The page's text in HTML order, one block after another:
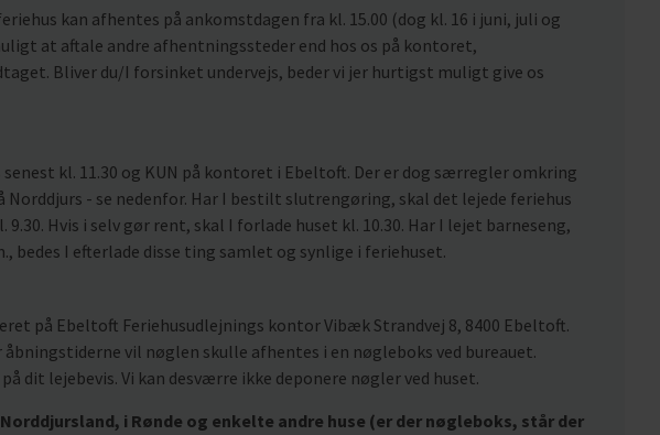
kan afhentes på ankomstdagen fra kl. 15.00 (dog kl. 16 i juni, juli og
at aftale andre afhentningssteder end hos os på kontoret,
Bliver du/I forsinket undervejs, beder vi jer hurtigst muligt give os
kl. 11.30 og KUN på kontoret i Ebeltoft. Der er dog særregler omkring
Norddjurs - se nedenfor. Har I bestilt slutrengøring, skal det lejede feriehus
Hvis i selv gør rent, skal I forlade huset kl. 10.30. Har I lejet barneseng,
bedes I efterlade disse ting samlet og synlige i feriehuset.
på Ebeltoft Feriehusudlejnings kontor Vibæk Strandvej 8, 8400 Ebeltoft.
åbningstiderne vil nøglen skulle afhentes i en nøgleboks ved bureauet.
dit lejebevis. Vi kan desværre ikke deponere nøgler ved huset.
i Rønde og enkelte andre huse (er der nøgleboks, står der